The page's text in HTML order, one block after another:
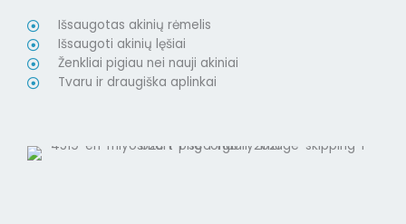
Išsaugotas akinių rėmelis
Išsaugoti akinių lęšiai
Ženkliai pigiau nei nauji akiniai
Tvaru ir draugiška aplinkai